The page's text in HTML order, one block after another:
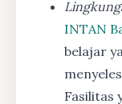
INTAN
belajar
Fasilitas